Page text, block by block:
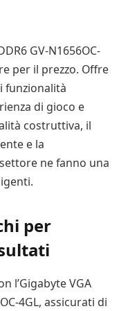
GV-N1656OC-
per il prezzo. Offre
funzionalità
di gioco e
costruttiva, il
e la
ne fanno una
per
l’Gigabyte VGA
4GL, assicurati di